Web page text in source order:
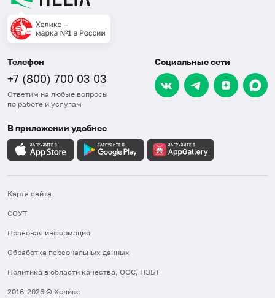
Телефон
+7 (800) 700 03 03
Ответим на любые вопросы
по работе и услугам
Социальные сети
В приложении удобнее
Карта сайта
СОУТ
Правовая информация
Обработка персональных данных
Политика в области качества, ООС, ПЗБТ
2016-2026 © Хеликс